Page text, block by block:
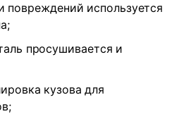
повреждений используется
просушивается и
кузова для